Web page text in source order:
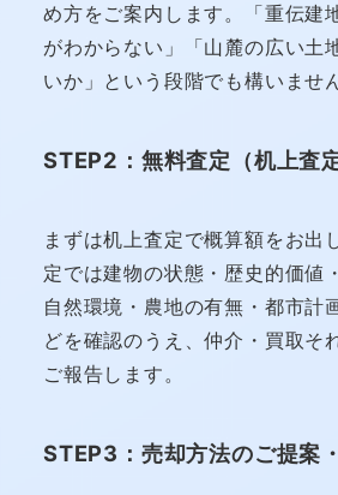
め方をご案内します。「重伝建
がわからない」「山麓の広い土
いか」という段階でも構いませ
STEP2：無料査定（机上査
まずは机上査定で概算額をお出
定では建物の状態・歴史的価値
自然環境・農地の有無・都市計
どを確認のうえ、仲介・買取そ
ご報告します。
STEP3：売却方法のご提案